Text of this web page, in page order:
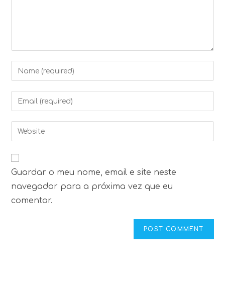
Enter
your
name
or
to
comment
Enter
your
email
address
comment
Enter
your
website
(optional)
Guardar o meu nome, email e site neste
navegador para a próxima vez que eu
comentar.